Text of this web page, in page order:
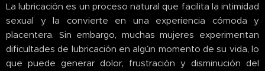
La lubricación es un proceso natural que facilita la intimidad
sexual y la convierte en una experiencia cómoda y
placentera. Sin embargo, muchas mujeres experimentan
dificultades de lubricación en algún momento de su vida, lo
que puede generar dolor, frustración y disminución del